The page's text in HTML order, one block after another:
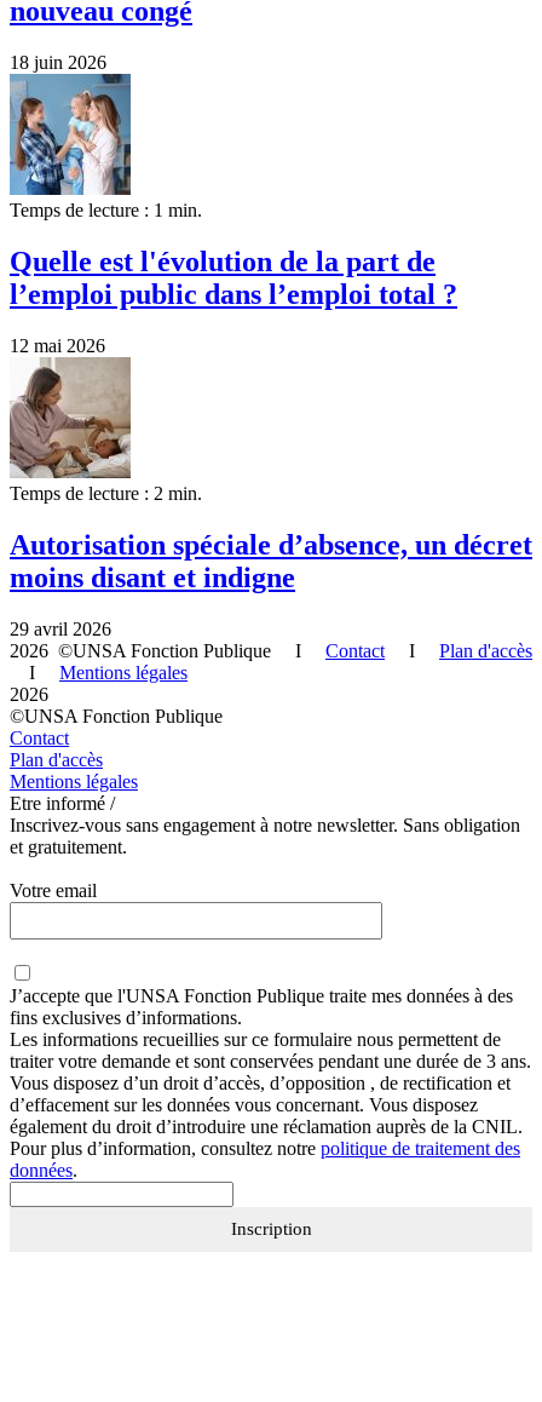
nouveau congé
18 juin 2026
Temps de lecture : 1 min.
Quelle est l'évolution de la part de
l’emploi public dans l’emploi total ?
12 mai 2026
Temps de lecture : 2 min.
Autorisation spéciale d’absence, un décret
moins disant et indigne
29 avril 2026
2026 ©UNSA Fonction Publique I Contact I Plan d'accès
I Mentions légales
2026
©UNSA Fonction Publique
Contact
Plan d'accès
Mentions légales
Etre informé /
Inscrivez-vous sans engagement à notre newsletter. Sans obligation
et gratuitement.
Votre email
J’accepte que l'UNSA Fonction Publique traite mes données à des
fins exclusives d’informations.
Les informations recueillies sur ce formulaire nous permettent de
traiter votre demande et sont conservées pendant une durée de 3 ans.
Vous disposez d’un droit d’accès, d’opposition , de rectification et
d’effacement sur les données vous concernant. Vous disposez
également du droit d’introduire une réclamation auprès de la CNIL.
Pour plus d’information, consultez notre politique de traitement des
données.
Inscription